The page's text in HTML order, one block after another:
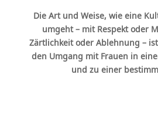
Die Art und Weise, wie eine
umgeht – mit Respekt oder
Zärtlichkeit oder Ablehnung –
den Umgang mit Frauen in
und zu einer